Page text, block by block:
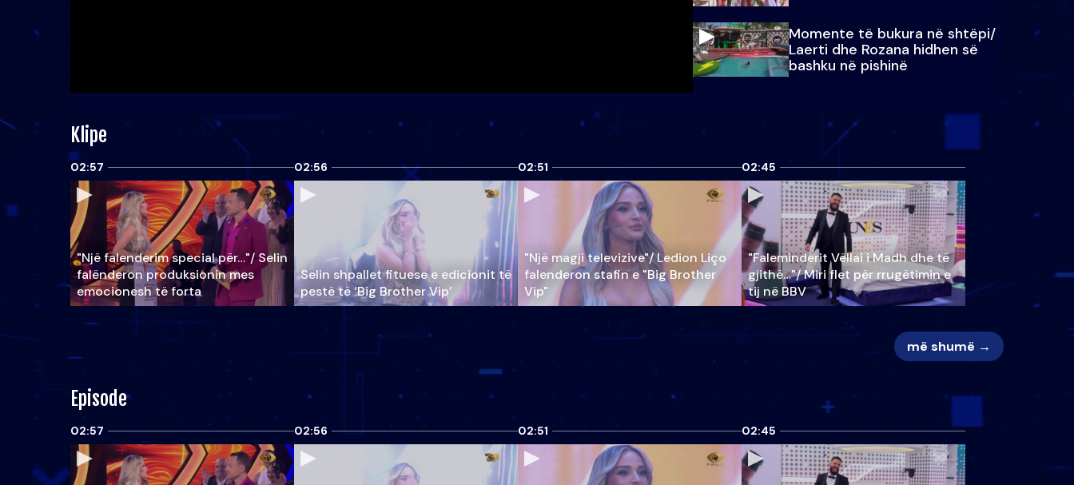
Momente të bukura në shtëpi/
Laerti dhe Rozana hidhen së
bashku në pishinë
Klipe
02:57
"Një falenderim special për…"/ Selin
falënderon produksionin mes
emocionesh të forta
02:56
Selin shpallet fituese e edicionit të
pestë të ‘Big Brother Vip’
02:51
"Një magji televizive"/ Ledion Liço
falenderon stafin e "Big Brother
Vip"
02:45
"Faleminderit Vëllai i Madh dhe të
gjithë…"/ Miri flet për rrugëtimin e
tij në BBV
më shumë →
Episode
02:57 02:56 02:51 02:45